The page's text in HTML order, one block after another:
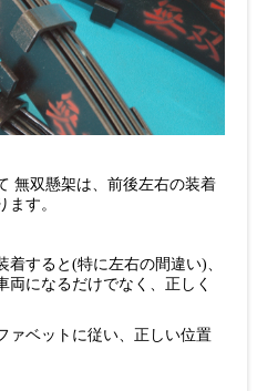
無双懸架は、前後左右の装着
す。
すると(特に左右の間違い)、
になるだけでなく、正しく
ァベットに従い、正しい位置